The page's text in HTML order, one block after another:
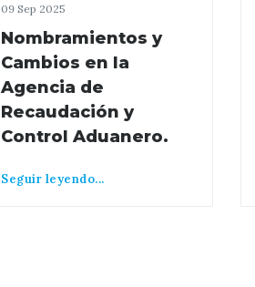
09 Sep 2025
Nombramientos y
Cambios en la
Agencia de
Recaudación y
Control Aduanero.
Seguir leyendo...